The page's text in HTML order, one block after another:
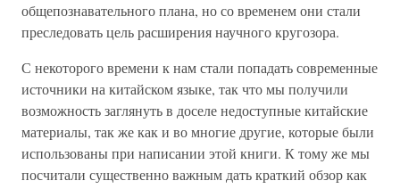
общепознавательного плана, но со временем они стали
преследовать цель расширения научного кругозора.
С некоторого времени к нам стали попадать современные
источники на китайском языке, так что мы получили
возможность заглянуть в доселе недоступные китайские
материалы, так же как и во многие другие, которые были
использованы при написании этой книги. К тому же мы
посчитали существенно важным дать краткий обзор как